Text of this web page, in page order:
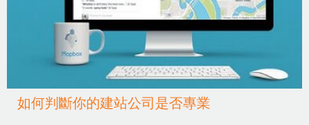
如何判斷你的建站公司是否專業